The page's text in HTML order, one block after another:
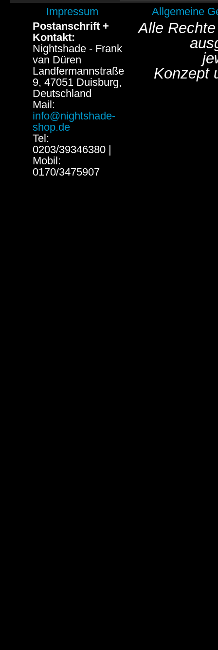
Impressum
Allgemeine
Postanschrift +
Kontakt:
Nightshade - Frank
van Düren
Landfermannstraße
9, 47051 Duisburg,
Deutschland
Mail:
info@nightshade-
shop.de
Tel:
0203/39346380 |
Mobil:
0170/3475907
Alle
Konzept